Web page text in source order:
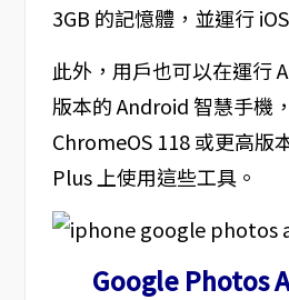
3GB 的記憶體，並運行
此外，用戶也可以在運行
版本的 Android 智慧手機
ChromeOS 118 或更高
Plus 上使用這些工具。
Google Photos